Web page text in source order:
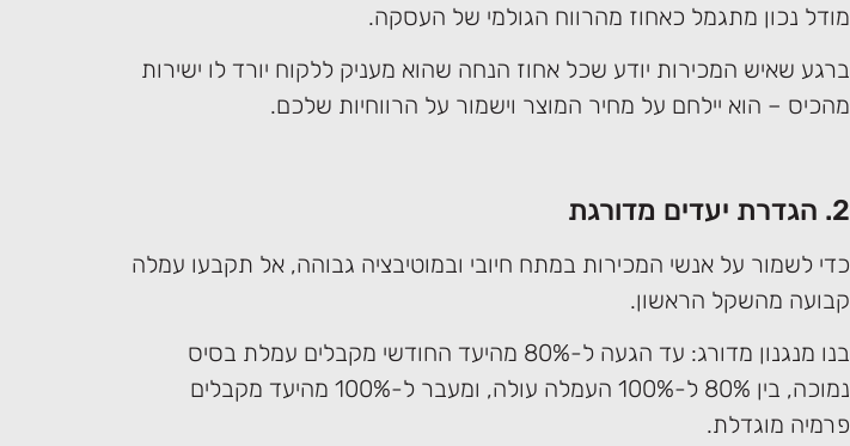
מודל נכון מתגמל כאחוז מהרווח הגולמי של העסקה.
ברגע שאיש המכירות יודע שכל אחוז הנחה שהוא מעניק ללקוח יורד לו ישירות
מהכיס – הוא יילחם על מחיר המוצר וישמור על הרווחיות שלכם.
2. הגדרת יעדים מדורגת
כדי לשמור על אנשי המכירות במתח חיובי ובמוטיבציה גבוהה, אל תקבעו עמלה
קבועה מהשקל הראשון.
בנו מנגנון מדורג: עד הגעה ל-80% מהיעד החודשי מקבלים עמלת בסיס
נמוכה, בין 80% ל-100% העמלה עולה, ומעבר ל-100% מהיעד מקבלים
פרמיה מוגדלת.